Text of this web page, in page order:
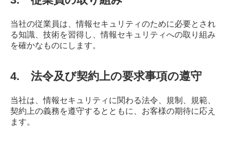
当社の従業員は、情報セキュリティのために必要とされ
る知識、技術を習得し、情報セキュリティへの取り組み
を確かなものにします。
4. 法令及び契約上の要求事項の遵守
当社は、情報セキュリティに関わる法令、規制、規範、
契約上の義務を遵守するとともに、お客様の期待に応え
ます。